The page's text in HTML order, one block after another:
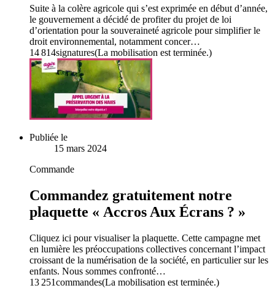
Suite à la colère agricole qui s’est exprimée en début d’année,
le gouvernement a décidé de profiter du projet de loi
d’orientation pour la souveraineté agricole pour simplifier le
droit environnemental, notamment concer…
14 814signatures(La mobilisation est terminée.)
Publiée le
15 mars 2024
Commande
Commandez gratuitement notre
plaquette « Accros Aux Écrans ? »
Cliquez ici pour visualiser la plaquette. Cette campagne met
en lumière les préoccupations collectives concernant l’impact
croissant de la numérisation de la société, en particulier sur les
enfants. Nous sommes confronté…
13 251commandes(La mobilisation est terminée.)